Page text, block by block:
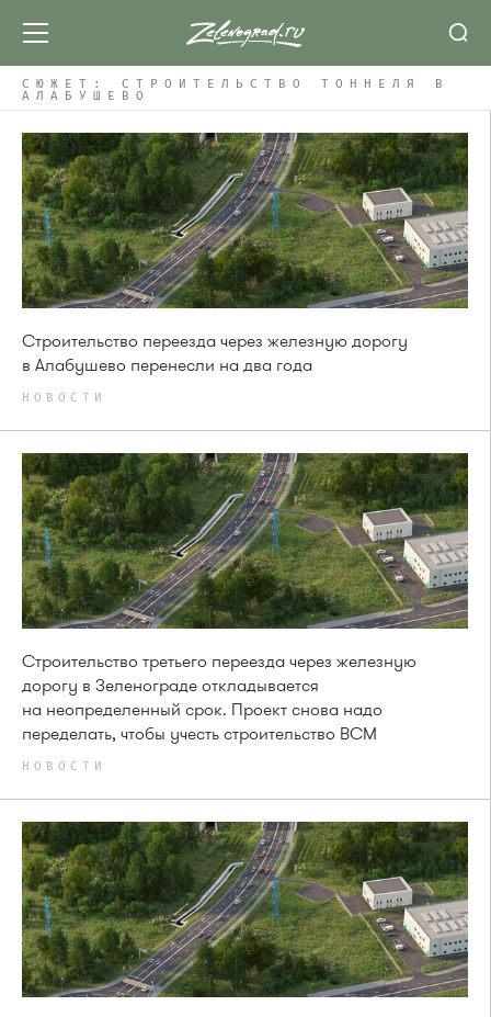
СЮЖЕТ: СТРОИТЕЛЬСТВО ТОННЕЛЯ В
АЛАБУШЕВО
Строительство переезда через железную дорогу
в Алабушево перенесли на два года
НОВОСТИ
Строительство третьего переезда через железную
дорогу в Зеленограде откладывается
на неопределенный срок. Проект снова надо
переделать, чтобы учесть строительство ВСМ
НОВОСТИ